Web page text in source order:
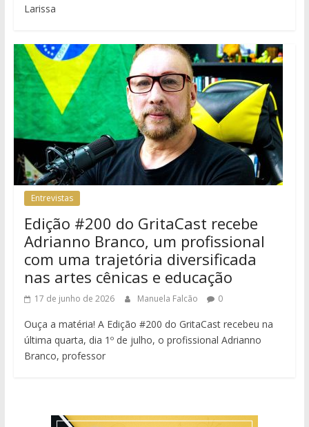
Larissa
Entrevistas
Edição #200 do GritaCast recebe
Adrianno Branco, um profissional
com uma trajetória diversificada
nas artes cênicas e educação
17 de junho de 2026 Manuela Falcão 0
Ouça a matéria! A Edição #200 do GritaCast recebeu na
última quarta, dia 1º de julho, o profissional Adrianno
Branco, professor